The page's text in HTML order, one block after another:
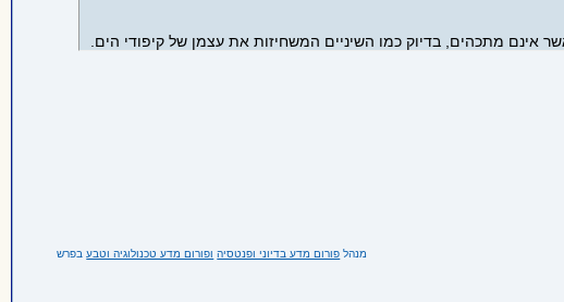
אינם מתכהים, בדיוק כמו השיניים המשחיזות את עצמן של קיפודי הים.
מנהל פורום מדע בדיוני ופנטסיה ופורום מדע טכנולוגיה וטבעבפרש